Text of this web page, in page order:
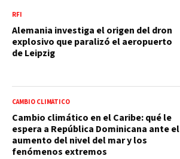
RFI
Alemania investiga el origen del dron
explosivo que paralizó el aeropuerto
de Leipzig
CAMBIO CLIMÁTICO
Cambio climático en el Caribe: qué le
espera a República Dominicana ante el
aumento del nivel del mar y los
fenómenos extremos